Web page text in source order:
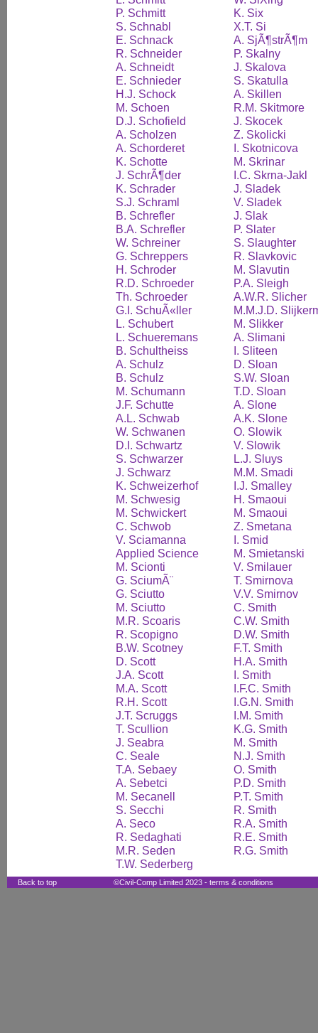
P. Schmitt
S. Schnabl
E. Schnack
R. Schneider
A. Schneidt
E. Schnieder
H.J. Schock
M. Schoen
D.J. Schofield
A. Scholzen
A. Schorderet
K. Schotte
J. SchrÃ¶der
K. Schrader
S.J. Schraml
B. Schrefler
B.A. Schrefler
W. Schreiner
G. Schreppers
H. Schroder
R.D. Schroeder
Th. Schroeder
G.I. SchuÃ«ller
L. Schubert
L. Schueremans
B. Schultheiss
A. Schulz
B. Schulz
M. Schumann
J.F. Schutte
A.L. Schwab
W. Schwanen
D.I. Schwartz
S. Schwarzer
J. Schwarz
K. Schweizerhof
M. Schwesig
M. Schwickert
C. Schwob
V. Sciamanna
Applied Science
M. Scionti
G. SciumÃ¨
G. Sciutto
M. Sciutto
M.R. Scoaris
R. Scopigno
B.W. Scotney
D. Scott
J.A. Scott
M.A. Scott
R.H. Scott
J.T. Scruggs
T. Scullion
J. Seabra
C. Seale
T.A. Sebaey
A. Sebetci
M. Secanell
S. Secchi
A. Seco
R. Sedaghati
M.R. Seden
T.W. Sederberg
K. Six
X.T. Si
A. SjÃ¶strÃ¶m
P. Skalny
J. Skalova
S. Skatulla
A. Skillen
R.M. Skitmore
J. Skocek
Z. Skolicki
I. Skotnicova
M. Skrinar
I.C. Skrna-Jakl
J. Sladek
V. Sladek
J. Slak
P. Slater
S. Slaughter
R. Slavkovic
M. Slavutin
P.A. Sleigh
A.W.R. Slicher
M.M.J.D.
M. Slikker
A. Slimani
I. Sliteen
D. Sloan
S.W. Sloan
T.D. Sloan
A. Slone
A.K. Slone
O. Slowik
V. Slowik
L.J. Sluys
M.M. Smadi
I.J. Smalley
H. Smaoui
M. Smaoui
Z. Smetana
I. Smid
M. Smietanski
V. Smilauer
T. Smirnova
V.V. Smirnov
C. Smith
C.W. Smith
D.W. Smith
F.T. Smith
H.A. Smith
I. Smith
I.F.C. Smith
I.G.N. Smith
I.M. Smith
K.G. Smith
M. Smith
N.J. Smith
O. Smith
P.D. Smith
P.T. Smith
R. Smith
R.A. Smith
R.E. Smith
R.G. Smith
Back to top ©Civil-Comp Limited 2023 - terms & conditions